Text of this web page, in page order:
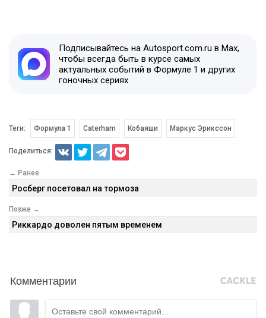
Подписывайтесь на Autosport.com.ru в Max,
чтобы всегда быть в курсе самых
актуальных событий в Формуле 1 и других
гоночных сериях
Теги: Формула 1 Caterham Кобаяши Маркус Эрикссон
Поделиться:
← Ранее
Росберг посетовал на тормоза
Позже →
Риккардо доволен пятым временем
Комментарии